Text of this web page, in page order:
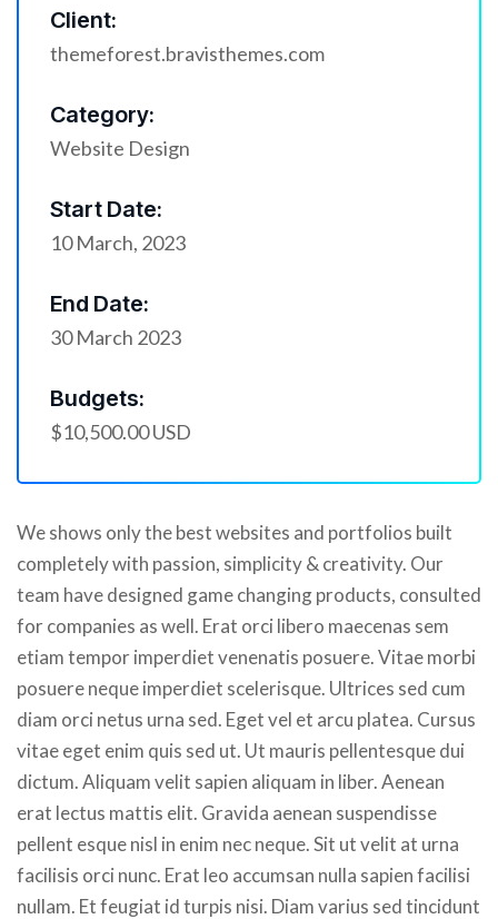
Client:
themeforest.bravisthemes.com
Category:
Website Design
Start Date:
10 March, 2023
End Date:
30 March 2023
Budgets:
$10,500.00 USD
We shows only the best websites and portfolios built
completely with passion, simplicity & creativity. Our
team have designed game changing products, consulted
for companies as well. Erat orci libero maecenas sem
etiam tempor imperdiet venenatis posuere. Vitae morbi
posuere neque imperdiet scelerisque. Ultrices sed cum
diam orci netus urna sed. Eget vel et arcu platea. Cursus
vitae eget enim quis sed ut. Ut mauris pellentesque dui
dictum. Aliquam velit sapien aliquam in liber. Aenean
erat lectus mattis elit. Gravida aenean suspendisse
pellent esque nisl in enim nec neque. Sit ut velit at urna
facilisis orci nunc. Erat leo accumsan nulla sapien facilisi
nullam. Et feugiat id turpis nisi. Diam varius sed tincidunt